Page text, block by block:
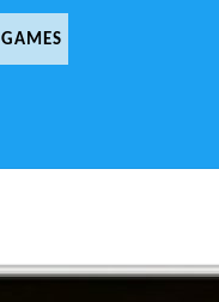
GAMES